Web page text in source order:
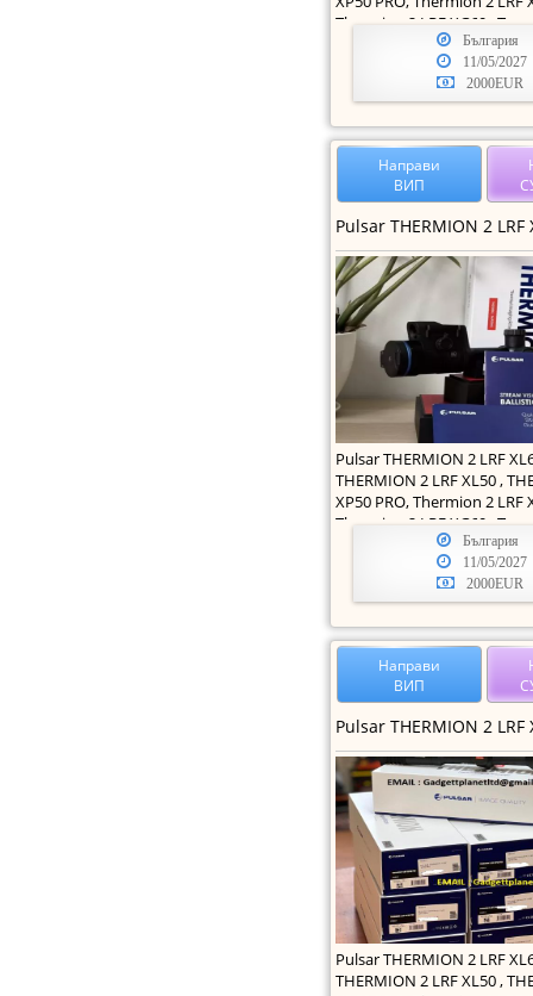
Thermion 2 LRF XG60 , T
България
11/05/2027
2000EUR
Направи
ВИП
Pulsar THERMION 2 LRF
THERMION 2 LRF XL50 ,
XP50 PRO, Thermion 2 LRF
Thermion 2 LRF XG60 , T
България
11/05/2027
2000EUR
Направи
ВИП
Pulsar THERMION 2 LRF
THERMION 2 LRF XL50 ,